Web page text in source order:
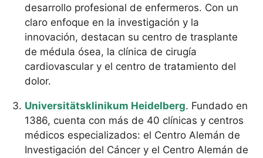
desarrollo profesional de enfermeros. Con un
claro enfoque en la investigación y la
innovación, destacan su centro de trasplante
de médula ósea, la clínica de cirugía
cardiovascular y el centro de tratamiento del
dolor.
Universitätsklinikum Heidelberg. Fundado en
1386, cuenta con más de 40 clínicas y centros
médicos especializados: el Centro Alemán de
Investigación del Cáncer y el Centro Alemán de